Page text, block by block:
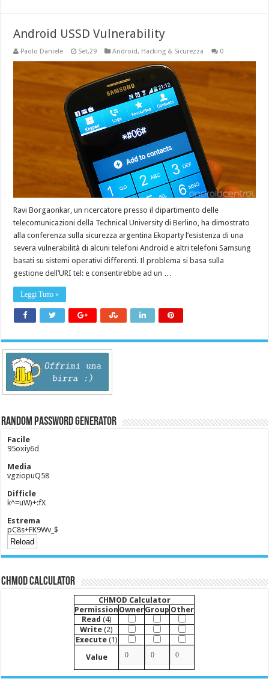
Android USSD Vulnerability
Paolo Daniele Set.29 Android, Hacking & Sicurezza 0
Ravi Borgaonkar, un ricercatore presso il dipartimento delle
telecomunicazioni della Technical University di Berlino, ha dimostrato
alla conferenza sulla sicurezza argentina Ekoparty l’esistenza di una
severa vulnerabilità di alcuni telefoni Android e altri telefoni Samsung
basati su sistemi operativi differenti. Il problema si basa sulla
gestione dell’URI tel: e consentirebbe ad un …
Leggi Tutto »
Random Password Generator
Facile
95oxiy6d
Media
vgziopuQ58
Difficle
k^=uW)+:fX
Estrema
pC8s+FK9Wv_$
CHMOD Calculator
CHMOD Calculator
Permission OwnerGroup Other
Read (4)
Write (2)
Execute(1)
Value